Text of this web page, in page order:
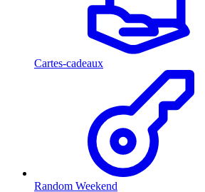
Cartes-cadeaux
Random Weekend